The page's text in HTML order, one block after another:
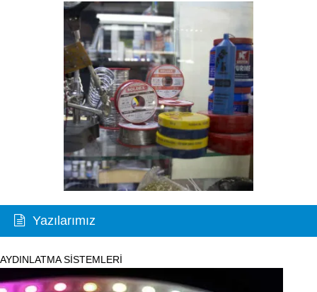
Yazılarımız
AYDINLATMA SİSTEMLERİ